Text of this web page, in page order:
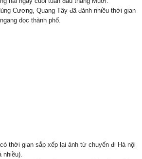
Cương, Quang Tây đã đành nhiều thời gian
dọc thành phố.
thời gian sắp xếp lại ảnh từ chuyến đi Hà nội
nhiều).